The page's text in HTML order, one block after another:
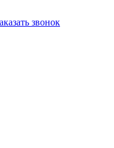
звонок